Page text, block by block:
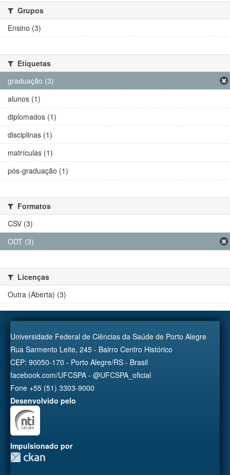
Grupos
Ensino (3)
Etiquetas
graduação (3)
alunos (1)
diplomados (1)
disciplinas (1)
matrículas (1)
pós-graduação (1)
Formatos
CSV (3)
ODT (3)
Licenças
Outra (Aberta) (3)
Universidade Federal de Ciências da Saúde de Porto Alegre
Rua Sarmento Leite, 245 - Bairro Centro Histórico
CEP: 90050-170 - Porto Alegre/RS - Brasil
facebook.com/UFCSPA - @UFCSPA_oficial
Fone +55 (51) 3303-9000
Desenvolvido pelo
Impulsionado por